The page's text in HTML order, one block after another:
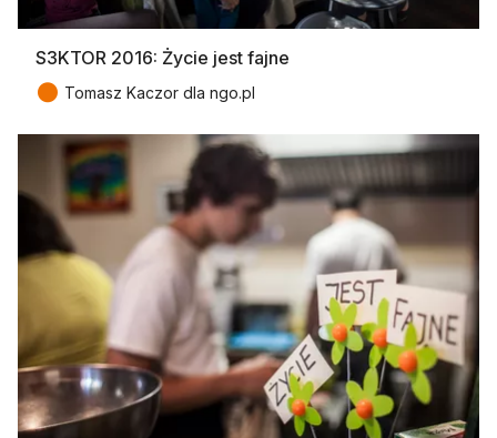
S3KTOR 2016: Życie jest fajne
● Tomasz Kaczor dla ngo.pl